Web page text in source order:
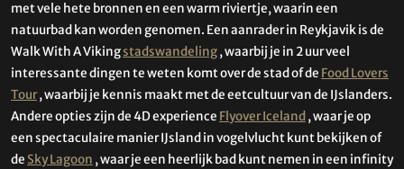
met vele hete bronnen en een warm riviertje, waarin een
natuurbad kan worden genomen. Een aanrader in Reykjavik is de
Walk With A Vikingstadswandeling, waarbij je in 2 uur veel
interessante dingen te weten komt over de stad of de Food Lovers
Tour, waarbij je kennis maakt met de eetcultuur van de IJslanders.
Andere opties zijn de 4D experience Flyover Iceland , waar je op
een spectaculaire manier IJsland in vogelvlucht kunt bekijken of
de Sky Lagoon , waar je een heerlijk bad kunt nemen in een infinity